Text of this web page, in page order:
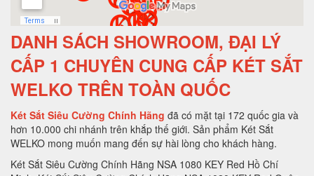
DANH SÁCH SHOWROOM, ĐẠI LÝ
CẤP 1 CHUYÊN CUNG CẤP KÉT SẮT
WELKO TRÊN TOÀN QUỐC
Két Sắt Siêu Cường Chính Hãng đã có mặt tại 172 quốc gia và
hơn 10.000 chi nhánh trên khắp thế giới. Sản phẩm Két Sắt
WELKO mong muốn mang đến sự hài lòng cho khách hàng.
Két Sắt Siêu Cường Chính Hãng NSA 1080 KEY Red Hồ Chí Minh, Két Sắt Siêu Cường Chính Hãng NSA 1080 KEY Red Quận 1 Tại Hồ Chí Minh, Két Sắt Siêu Cường Chính Hãng NSA 1080 KEY Red Quận 2 Tại Hồ Chí Minh, Két Sắt Siêu Cường Chính Hãng NSA 1080 KEY Red Quận 3 Tại Hồ Chí Minh, Két Sắt Siêu Cường Chính Hãng NSA 1080 KEY Red Quận 4 Tại Hồ Chí Minh, Két Sắt Siêu Cường Chính Hãng NSA 1080 KEY Red Quận 5 Tại Hồ Chí Minh, Két Sắt Siêu Cường Chính Hãng NSA 1080 KEY Red Quận 6 Tại Hồ Chí Minh, Két Sắt Siêu Cường Chính Hãng NSA 1080 KEY Red Quận 7 Tại Hồ Chí Minh, Két Sắt Siêu Cường Chính Hãng NSA 1080 KEY Red Quận 9 Tại Hồ Chí Minh, Két Sắt Siêu Cường Chính Hãng NSA 1080 KEY Red Quận 10 Tại Hồ Chí Minh, Két Sắt Siêu Cường Chính Hãng NSA 1080 KEY Red Quận 11 Tại Hồ Chí Minh, Két Sắt Siêu Cường Chính Hãng NSA 1080 KEY Red Quận 12 Tại Hồ Chí Minh, Két Sắt Siêu Cường Chính Hãng NSA 1080 KEY Red Quận Thủ Đức Tại Hồ Chí Minh, Két Sắt Siêu Cường Chính Hãng NSA 1080 KEY Red Quận Bình Thạnh Tại Hồ Chí Minh, Két Sắt Siêu Cường Chính Hãng NSA 1080 KEY Red Quận Gò Vấp Tại Hồ Chí Minh, Két Sắt Siêu Cường Chính Hãng NSA 1080 KEY Red Quận Phú Nhuận Tại Hồ Chí Minh, Két Sắt Siêu Cường Chính Hãng NSA 1080 KEY Red Quận Tân Phú Tại Hồ Chí Minh, Két Sắt Siêu Cường Chính Hãng NSA 1080 KEY Red Quận Bình Tân Tại Hồ Chí Minh, Két Sắt Siêu Cường Chính Hãng NSA 1080 KEY Red Quận Tân Bình Tại Hồ Chí Minh, Két Sắt Siêu Cường Chính Hãng NSA 1080 KEY Red Hà Nội, Két Sắt Siêu Cường Chính Hãng NSA 1080 KEY Red Quận Ba Đình Hà Nội, Két Sắt Siêu Cường Chính Hãng NSA 1080 KEY Red Quận Hoàn Kiếm Hà Nội, Két Sắt Siêu Cường Chính Hãng NSA 1080 KEY Red Quận Hai Bà Trưng Hà Nội, Két Sắt Siêu Cường Chính Hãng NSA 1080 KEY Red Quận Đống Đa Hà Nội, Két Sắt Siêu Cường Chính Hãng NSA 1080 KEY Red Quận Tây Hồ Hà Nội, Két Sắt Siêu Cường Chính Hãng NSA 1080 KEY Red Quận Đống Đa Hà Nội, Két Sắt Siêu Cường Chính Hãng NSA 1080 KEY Red Quận Thanh Xuân Hà Nội, Két Sắt Siêu Cường Chính Hãng NSA 1080 KEY Red Quận Hoàng Mai Hà Nội, Két Sắt Siêu Cường Chính Hãng NSA 1080 KEY Red Quận Long Biên Hà Nội, Két Sắt Siêu Cường Chính Hãng NSA 1080 KEY Red Quận Đống Đa Hà Nội, Két Sắt Siêu Cường Chính Hãng NSA 1080 KEY Red Huyện Thanh Trì Hà Nội, Két Sắt Siêu Cường Chính Hãng NSA 1080 KEY Red Huyện Gia Lâm Hà Nội, Két Sắt Siêu Cường Chính Hãng NSA 1080 KEY Red Huyện Đông Anh Hà Nội, Két Sắt Siêu Cường Chính Hãng NSA 1080 KEY Red Huyện Sóc Sơn Hà Nội, Két Sắt Siêu Cường Chính Hãng NSA 1080 KEY Red Quận Hà Đông Hà Nội, Két Sắt Siêu Cường Chính Hãng NSA 1080 KEY Red Thị xã Sơn Tây Hà Nội, Két Sắt Siêu Cường Chính Hãng NSA 1080 KEY Red Huyện Ba Vì Hà Nội, Két Sắt Siêu Cường Chính Hãng NSA 1080 KEY Red Huyện Phúc Thọ Hà Nội, Két Sắt Siêu Cường Chính Hãng NSA 1080 KEY Red Huyện Thạch Thất Hà Nội, Két Sắt Siêu Cường Chính Hãng NSA 1080 KEY Red Huyện Quốc Oai Hà Nội, Két Sắt Siêu Cường Chính Hãng NSA 1080 KEY Red Huyện Chương Mỹ Hà Nội, Két Sắt Siêu Cường Chính Hãng NSA 1080 KEY Red Huyện Đan Phượng Hà Nội, Két Sắt Siêu Cường Chính Hãng NSA 1080 KEY Red Huyện Hoài Đức Hà Nội, Két Sắt Siêu Cường Chính Hãng NSA 1080 KEY Red Huyện Thanh Oai Hà Nội, Két Sắt Siêu Cường Chính Hãng NSA 1080 KEY Red Huyện Mỹ Đức Hà Nội, Két Sắt Siêu Cường Chính Hãng NSA 1080 KEY Red Huyện Ứng Hoà Hà Nội, Két Sắt Siêu Cường Chính Hãng NSA 1080 KEY Red Huyện Thường Tín Hà Nội, Két Sắt Siêu Cường Chính Hãng NSA 1080 KEY Red Huyện Phú Xuyên Hà Nội, Két Sắt Siêu Cường Chính Hãng NSA 1080 KEY Red Huyện Mê Linh Hà Nội, Két Sắt Siêu Cường Chính Hãng NSA 1080 KEY Red Quận Nam Từ Liên Hà Nội, Két Sắt Siêu Cường Chính Hãng NSA 1080 KEY Red An Giang, Két Sắt Siêu Cường Chính Hãng NSA 1080 KEY Red Thành phố Long Xuyên Tỉnh An Giang, Két Sắt Siêu Cường Chính Hãng NSA 1080 KEY Red Thành phố Châu Đốc Tỉnh An Giang, Két Sắt Siêu Cường Chính Hãng NSA 1080 KEY Red Huyện An Phú Tỉnh An Giang, Két Sắt Siêu Cường Chính Hãng NSA 1080 KEY Red Thị xã Tân Châu, Két Sắt Siêu Cường Chính Hãng NSA 1080 KEY Red Huyện Phú Tân, Két Sắt Siêu Cường Chính Hãng NSA 1080 KEY Red Huyện Châu Phú, Két Sắt Siêu Cường Chính Hãng NSA 1080 KEY Red Huyện Tịnh Biên, Két Sắt Siêu Cường Chính Hãng NSA 1080 KEY Red Huyện Tri Tôn, Két Sắt Siêu Cường Chính Hãng NSA 1080 KEY Red Huyện Châu Thành Tỉnh An Giang, Két Sắt Siêu Cường Chính Hãng NSA 1080 KEY Red Huyện Chợ Mới Tỉnh An Giang, Két Sắt Siêu Cường Chính Hãng NSA 1080 KEY Red Huyện Thoại Sơn Tỉnh An Giang, Két Sắt Siêu Cường Chính Hãng NSA 1080 KEY Red Vũng Tàu, Két Sắt Siêu Cường Chính Hãng NSA 1080 KEY Red Thành phố Vũng Tàu Tại Bà Rịa - Vũng Tàu, Két Sắt Siêu Cường Chính Hãng NSA 1080 KEY Red Thành phố Bà Rịa Tại Bà Rịa - Vũng Tàu, Két Sắt Siêu Cường Chính Hãng NSA 1080 KEY Red Huyện Châu Đức Tại Bà Rịa - Vũng Tàu, Két Sắt Siêu Cường Chính Hãng NSA 1080 KEY Red Huyện Xuyên Mộc Tại Bà Rịa - Vũng Tàu, Két Sắt Siêu Cường Chính Hãng NSA 1080 KEY Red Huyện Long Điền Tại Bà Rịa - Két Sắt Siêu Cường Chính Hãng NSA 1080 KEY Red Cần Thơ, Két Sắt Siêu Cường Chính Hãng NSA 1080 KEY Red Tại Thành phố Cần Thơ Tỉnh Cần Thơ, Két Sắt Siêu Cường Chính Hãng NSA 1080 KEY Red Tại Quận Ninh Kiều Tỉnh Cần Thơ, Két Sắt Siêu Cường Chính Hãng NSA 1080 KEY Red Tại Quận Ô Môn Tỉnh Cần Thơ, Két Sắt Siêu Cường Chính Hãng NSA 1080 KEY Red Tại Quận Bình Thuỷ Tỉnh Cần Thơ, Két Sắt Siêu Cường Chính Hãng NSA 1080 KEY Red Tại Quận Cái Răng Tỉnh Cần Thơ, Két Sắt Siêu Cường Chính Hãng NSA 1080 KEY Red Tại Quận Thốt Nốt Tỉnh Cần Thơ, Két Sắt Siêu Cường Chính Hãng NSA 1080 KEY Red Tại Huyện Vĩnh Thạnh Tỉnh Cần Thơ, Két Sắt Siêu Cường Chính Hãng NSA 1080 KEY Red Tại Huyện Cờ Đỏ Tỉnh Cần Thơ, Két Sắt Siêu Cường Chính Hãng NSA 1080 KEY Red Tại Huyện Phong Điền Tỉnh Cần Thơ, Két Sắt Siêu Cường Chính Hãng NSA 1080 KEY Red Tại Huyện Thới Lai Tỉnh Cần Thơ, Két Sắt Siêu Cường Chính Hãng NSA 1080 KEY Red Đà Nẵng, Két Sắt Siêu Cường Chính Hãng NSA 1080 KEY Red Tại Thành phố Đà Nẵng Tỉnh Đà Nẵng, Két Sắt Siêu Cường Chính Hãng NSA 1080 KEY Red Tại Quận Liên Chiểu Tỉnh Đà Nẵng, Két Sắt Siêu Cường Chính Hãng NSA 1080 KEY Red Tại Quận Thanh Khê Tỉnh Đà Nẵng, Két Sắt Siêu Cường Chính Hãng NSA 1080 KEY Red Tại Quận Hải Châu Tỉnh Đà Nẵng, Két Sắt Siêu Cường Chính Hãng NSA 1080 KEY Red Tại Quận Sơn Trà Tỉnh Đà Nẵng, Két Sắt Siêu Cường Chính Hãng NSA 1080 KEY Red Tại Quận Ngũ Hành Sơn Tỉnh Đà Nẵng, Két Sắt Siêu Cường Chính Hãng NSA 1080 KEY Red Tại Quận Cẩm Lệ Tỉnh Đà Nẵng, Két Sắt Siêu Cường Chính Hãng NSA 1080 KEY Red TạiHuyện Hòa Vang Tỉnh Đà Nẵng, Két Sắt Siêu Cường Chính Hãng NSA 1080 KEY Red Đắk Lắk, Két Sắt Siêu Cường Chính Hãng NSA 1080 KEY Red Tại Thành phố Buôn Ma Thuột Tỉnh Đắk Lắk, Két Sắt Siêu Cường Chính Hãng NSA 1080 KEY Red Tại Thị xã Buôn Hồ Tỉnh Đắk Lắk, Két Sắt Siêu Cường Chính Hãng NSA 1080 KEY Red Tại Huyện Buôn Đôn Tỉnh Đắk Lắk, Két Sắt Siêu Cường Chính Hãng NSA 1080 KEY Red Tại Huyện Cư Kuin Tỉnh Đắk Lắk, Két Sắt Siêu Cường Chính Hãng NSA 1080 KEY Red Tại Huyện Cư M’gar Tỉnh Đắk Lắk, Két Sắt Siêu Cường Chính Hãng NSA 1080 KEY Red Tại Huyện Ea H’leo Tỉnh Đắk Lắk, Két Sắt Siêu Cường Chính Hãng NSA 1080 KEY Red Tại Huyện Ea Kar Tỉnh Đắk Lắk, Két Sắt Siêu Cường Chính Hãng NSA 1080 KEY Red Tại Huyện Ea Súp Tỉnh Đắk Lắk, Két Sắt Siêu Cường Chính Hãng NSA 1080 KEY Red Tại Huyện Krông Ana Tỉnh Đắk Lắk, Két Sắt Siêu Cường Chính Hãng NSA 1080 KEY Red Tại Huyện Krông Bông Tỉnh Đắk Lắk, Két Sắt Siêu Cường Chính Hãng NSA 1080 KEY Red Tại Huyện Krông Búk Tỉnh Đắk Lắk, Két Sắt Siêu Cường Chính Hãng NSA 1080 KEY Red Tại Huyện Krông Năng Tỉnh Đắk Lắk, Két Sắt Siêu Cường Chính Hãng NSA 1080 KEY Red Tại Huyện Krông Pắk Tỉnh Đắk Lắk, Két Sắt Siêu Cường Chính Hãng NSA 1080 KEY Red Tại Huyện Lắk Tỉnh Đắk Lắk, Két Sắt Siêu Cường Chính Hãng NSA 1080 KEY Red Tại Huyện M’Đrắk Tỉnh Đắk Lắk, Két Sắt Siêu Cường Chính Hãng NSA 1080 KEY Red Đắk Nông, Két Sắt Siêu Cường Chính Hãng NSA 1080 KEY Red Tại Thành phố Gia Nghĩa Tỉnh Đắk Nông, Két Sắt Siêu Cường Chính Hãng NSA 1080 KEY Red Tại Huyện Cư Jút Tỉnh Đắk Nông, Két Sắt Siêu Cường Chính Hãng NSA 1080 KEY Red Tại Huyện Đắk Glong Tỉnh Đắk Nông, Két Sắt Siêu Cường Chính Hãng NSA 1080 KEY Red Tại Huyện Đắk Mil Tỉnh Đắk Nông, Két Sắt Siêu Cường Chính Hãng NSA 1080 KEY Red Tại Huyện Đắk R’lấp Tỉnh Đắk Nông, Két Sắt Siêu Cường Chính Hãng NSA 1080 KEY Red Tại Huyện Đắk Song Tỉnh Đắk Nông, Két Sắt Siêu Cường Chính Hãng NSA 1080 KEY Red Tại Huyện Krông Nô Tỉnh Đắk Nông, Két Sắt Siêu Cường Chính Hãng NSA 1080 KEY Red Tại Huyện Tuy Đức Tỉnh Đắk Nông, Két Sắt Siêu Cường Chính Hãng NSA 1080 KEY Red Đồng Nai, Két Sắt Siêu Cường Chính Hãng NSA 1080 KEY Red Tại Thành phố Biên Hòa Tỉnh Đồng Nai, Két Sắt Siêu Cường Chính Hãng NSA 1080 KEY Red Tại Thành phố Long Khánh Tỉnh Đồng Nai, Két Sắt Siêu Cường Chính Hãng NSA 1080 KEY Red Tại Huyện Cẩm Mỹ Tỉnh Đồng Nai, Két Sắt Siêu Cường Chính Hãng NSA 1080 KEY Red Tại Huyện Định Quán Tỉnh Đồng Nai, Két Sắt Siêu Cường Chính Hãng NSA 1080 KEY Red Tại Huyện Long Thành Tỉnh Đồng Nai, Két Sắt Siêu Cường Chính Hãng NSA 1080 KEY Red Tại Huyện Nhơn Trạch Tỉnh Đồng Nai, Két Sắt Siêu Cường Chính Hãng NSA 1080 KEY Red Tại Huyện Tân Phú Tỉnh Đồng Nai, Két Sắt Siêu Cường Chính Hãng NSA 1080 KEY Red Tại Huyện Thống Nhất Tỉnh Đồng Nai, Két Sắt Siêu Cường Chính Hãng NSA 1080 KEY Red Tại Huyện Trảng Bom Tỉnh Đồng Nai, Két Sắt Siêu Cường Chính Hãng NSA 1080 KEY Red Tại Huyện Vĩnh Cửu Tỉnh Đồng Nai, Két Sắt Siêu Cường Chính Hãng NSA 1080 KEY Red Tại Huyện Xuân Lộc Tỉnh Đồng Nai, Két Sắt Siêu Cường Chính Hãng NSA 1080 KEY Red Biên Hòa, Két Sắt Siêu Cường Chính Hãng NSA 1080 KEY Red Đồng Tháp, Két Sắt Siêu Cường Chính Hãng NSA 1080 KEY Red Tại Thành phố Cao Lãnh Tỉnh Đồng Tháp, Két Sắt Siêu Cường Chính Hãng NSA 1080 KEY Red Tại Thành phố Sa Đéc Tỉnh Đồng Tháp, Két Sắt Siêu Cường Chính Hãng NSA 1080 KEY Red Tại Thị xã Hồng Ngự Tỉnh Đồng Tháp, Két Sắt Siêu Cường Chính Hãng NSA 1080 KEY Red Tại Huyện Cao Lãnh Tỉnh Đồng Tháp, Két Sắt Siêu Cường Chính Hãng NSA 1080 KEY Red Tại Huyện Châu Thành Tỉnh Đồng Tháp, Két Sắt Siêu Cường Chính Hãng NSA 1080 KEY Red Tại Huyện Hồng Ngự Tỉnh Đồng Tháp, Két Sắt Siêu Cường Chính Hãng NSA 1080 KE